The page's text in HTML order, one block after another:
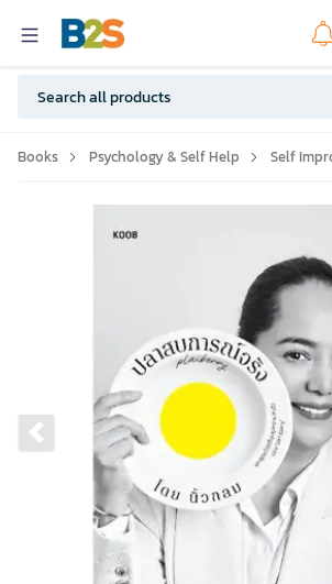
Books Psychology & Self Help Self
Previous slide